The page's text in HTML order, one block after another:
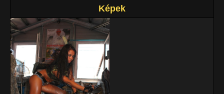
Képek